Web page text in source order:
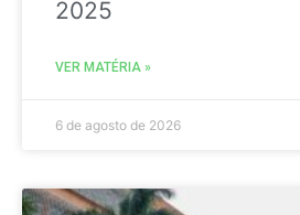
2025
VER MATÉRIA »
6 de agosto de 2026